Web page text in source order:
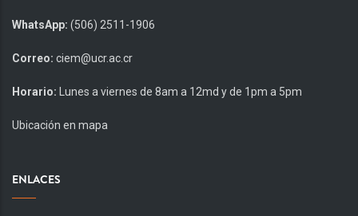
WhatsApp: (506) 2511-1906
Correo: ciem@ucr.ac.cr
Horario: Lunes a viernes de 8am a 12md y de 1pm a 5pm
Ubicación en mapa
ENLACES